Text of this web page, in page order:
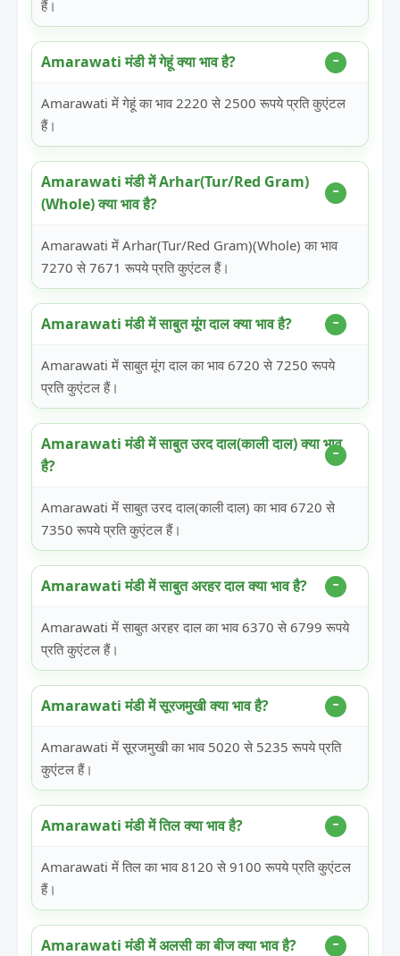
हैं।
Amarawati मंडी में गेहूं क्या भाव है?
Amarawati में गेहूं का भाव 2220 से 2500 रूपये प्रति कुएंटल
हैं।
Amarawati मंडी में Arhar(Tur/Red Gram)
(Whole) क्या भाव है?
Amarawati में Arhar(Tur/Red Gram)(Whole) का भाव
7270 से 7671 रूपये प्रति कुएंटल हैं।
Amarawati मंडी में साबुत मूंग दाल क्या भाव है?
Amarawati में साबुत मूंग दाल का भाव 6720 से 7250 रूपये
प्रति कुएंटल हैं।
Amarawati मंडी में साबुत उरद दाल(काली दाल) क्या भाव
है?
Amarawati में साबुत उरद दाल(काली दाल) का भाव 6720 से
7350 रूपये प्रति कुएंटल हैं।
Amarawati मंडी में साबुत अरहर दाल क्या भाव है?
Amarawati में साबुत अरहर दाल का भाव 6370 से 6799 रूपये
प्रति कुएंटल हैं।
Amarawati मंडी में सूरजमुखी क्या भाव है?
Amarawati में सूरजमुखी का भाव 5020 से 5235 रूपये प्रति
कुएंटल हैं।
Amarawati मंडी में तिल क्या भाव है?
Amarawati में तिल का भाव 8120 से 9100 रूपये प्रति कुएंटल
हैं।
Amarawati मंडी में अलसी का बीज क्या भाव है?